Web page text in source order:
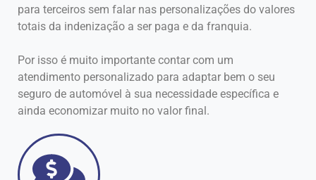
para terceiros sem falar nas personalizações do valores
totais da indenização a ser paga e da franquia.
Por isso é muito importante contar com um
atendimento personalizado para adaptar bem o seu
seguro de automóvel à sua necessidade específica e
ainda economizar muito no valor final.